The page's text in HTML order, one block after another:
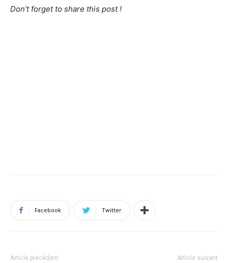
Don’t forget to share this post !
Facebook Twitter
Article précédent Article suivant